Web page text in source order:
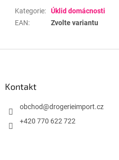
Kategorie:
Úklid domácnosti
EAN: Zvolte variantu
Kontakt
obchod@drogerieimport.cz
+420 770 622 722